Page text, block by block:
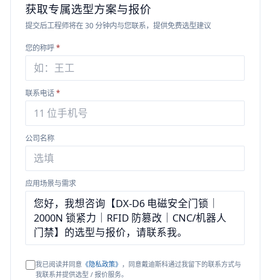
获取专属选型方案与报价
提交后工程师将在 30 分钟内与您联系，提供免费选型建议
您的称呼*
联系电话*
公司名称
应用场景与需求
我已阅读并同意《隐私政策》 ，同意戴迪斯科通过我留下的联系方式与
我联系并提供选型 / 报价服务。